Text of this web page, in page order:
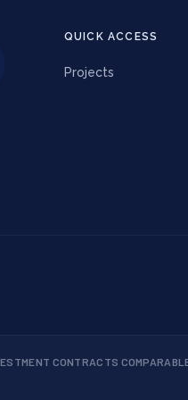
QUICK ACCESS
Projects
CONTRACTS